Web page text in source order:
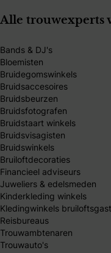
Alle trouwexperts
Bands & DJ's
Bloemisten
Bruidegomswinkels
Bruidsaccesoires
Bruidsbeurzen
Bruidsfotografen
Bruidstaart winkels
Bruidsvisagisten
Bruidswinkels
Bruiloftdecoraties
Financieel adviseurs
Juweliers & edelsmeden
Kinderkleding winkels
Kledingwinkels
Reisbureaus
Trouwambtenaren
Trouwauto's